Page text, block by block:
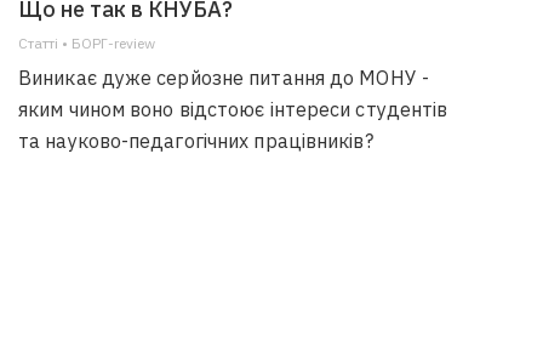
Що не так в КНУБА?
Статті • БОРГ-review
Виникає дуже серйозне питання до МОНУ -
яким чином воно відстоює інтереси студентів
та науково-педагогічних працівників?